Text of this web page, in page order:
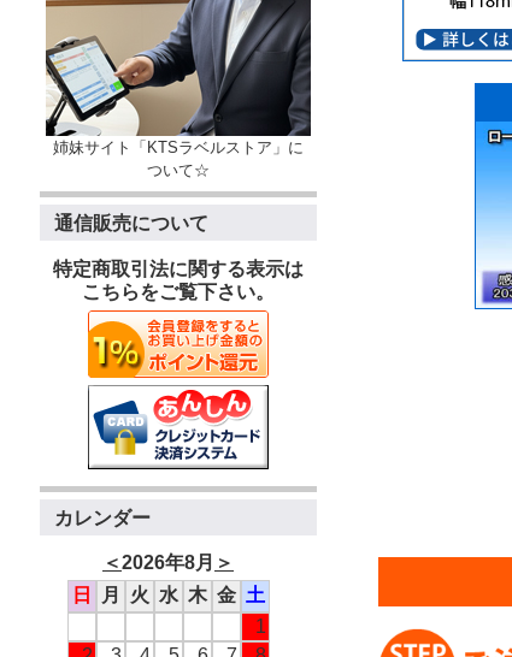
姉妹サイト「KTSラベルストア」に
ついて☆
通信販売について
特定商取引法に関する表示は
こちらをご覧下さい。
カレンダー
＜2026年8月 ＞
日
月 火 水 木 金 土
1